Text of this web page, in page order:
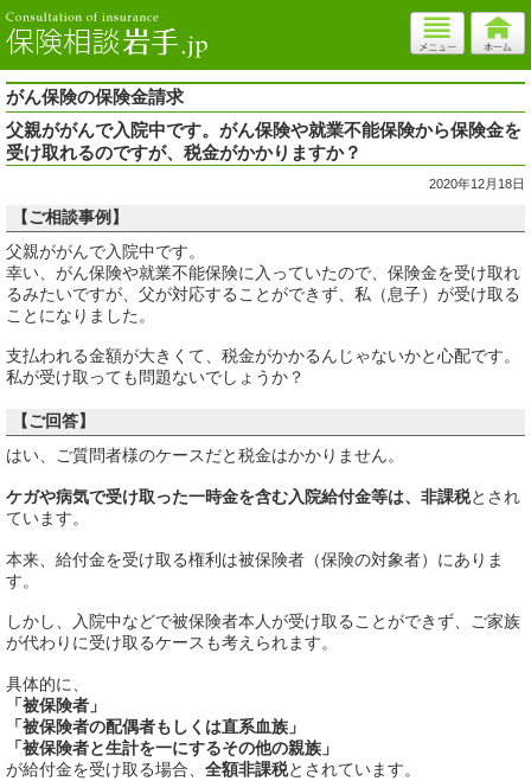
がん保険の保険金請求
父親ががんで入院中です。がん保険や就業不能保険から保険金を
受け取れるのですが、税金がかかりますか？
2020年12月18日
【ご相談事例】
父親ががんで入院中です。
幸い、がん保険や就業不能保険に入っていたので、保険金を受け取れ
るみたいですが、父が対応することができず、私（息子）が受け取る
ことになりました。
支払われる金額が大きくて、税金がかかるんじゃないかと心配です。
私が受け取っても問題ないでしょうか？
【ご回答】
はい、ご質問者様のケースだと税金はかかりません。
ケガや病気で受け取った一時金を含む入院給付金等は、非課税とされ
ています。
本来、給付金を受け取る権利は被保険者（保険の対象者）にありま
す。
しかし、入院中などで被保険者本人が受け取ることができず、ご家族
が代わりに受け取るケースも考えられます。
具体的に、
「被保険者」
「被保険者の配偶者もしくは直系血族」
「被保険者と生計を一にするその他の親族」
が給付金を受け取る場合、 全額非課税とされています。